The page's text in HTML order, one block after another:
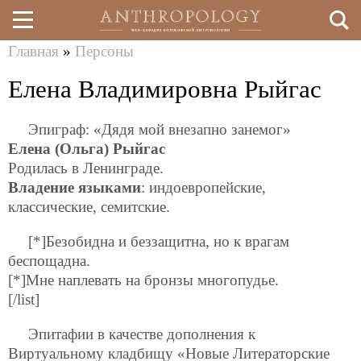
Перейти
к
содержанию
здесь
Главная » Персоны
Елена Владимировна Рыйгас
Эпиграф: «Дядя мой внезапно занемог»
Елена (Ольга) Рыйгас
Родилась в Ленинграде.
Владение языками: индоевропейские,
классические, семитские.
[*]Безобидна и беззащитна, но к врагам
беспощадна.
[*]Мне наплевать на бронзы многопудье.
[/list]
Эпитафии в качестве дополнения к
Виртуальному кладбищу «Новые Литераторские